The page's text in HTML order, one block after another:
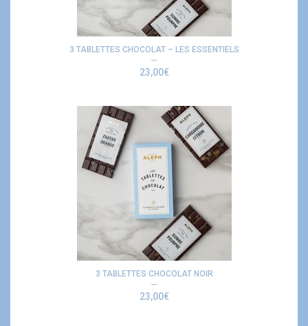
3 TABLETTES CHOCOLAT – LES ESSENTIELS
23,00€
3 TABLETTES CHOCOLAT NOIR
23,00€